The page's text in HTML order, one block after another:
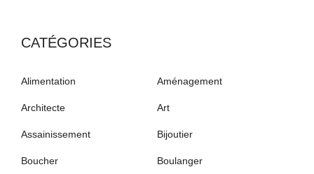
CATÉGORIES
Alimentation Aménagement
Architecte Art
Assainissement Bijoutier
Boucher Boulanger